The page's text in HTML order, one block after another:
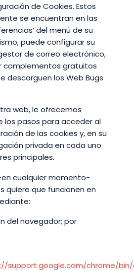
de Cookies. Estos
se encuentran en las
del menú de su
puede configurar su
de correo electrónico,
complementos gratuitos
descarguen los Web Bugs
web, le ofrecemos
los pasos para acceder al
de las cookies y, en su
privada en cada uno
principales.
en cualquier momento-
quiere que funcionen en
del navegador; por
support.google.com/chrome/bin/